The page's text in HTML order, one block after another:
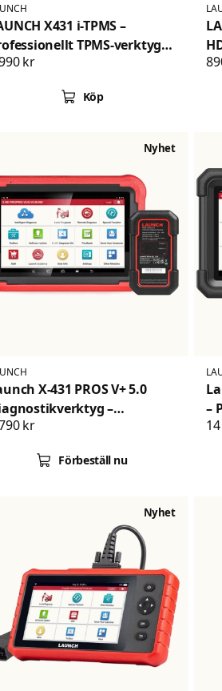
X431 i-TPMS –
TPMS-verktyg
aktivering,
kr
Köp
X-431 PROS V+ 5.0
–
Felkodsläsare
FD, DoIP & 2 års fria
kr
Förbeställ nu
Nyhet
–
Nyhet